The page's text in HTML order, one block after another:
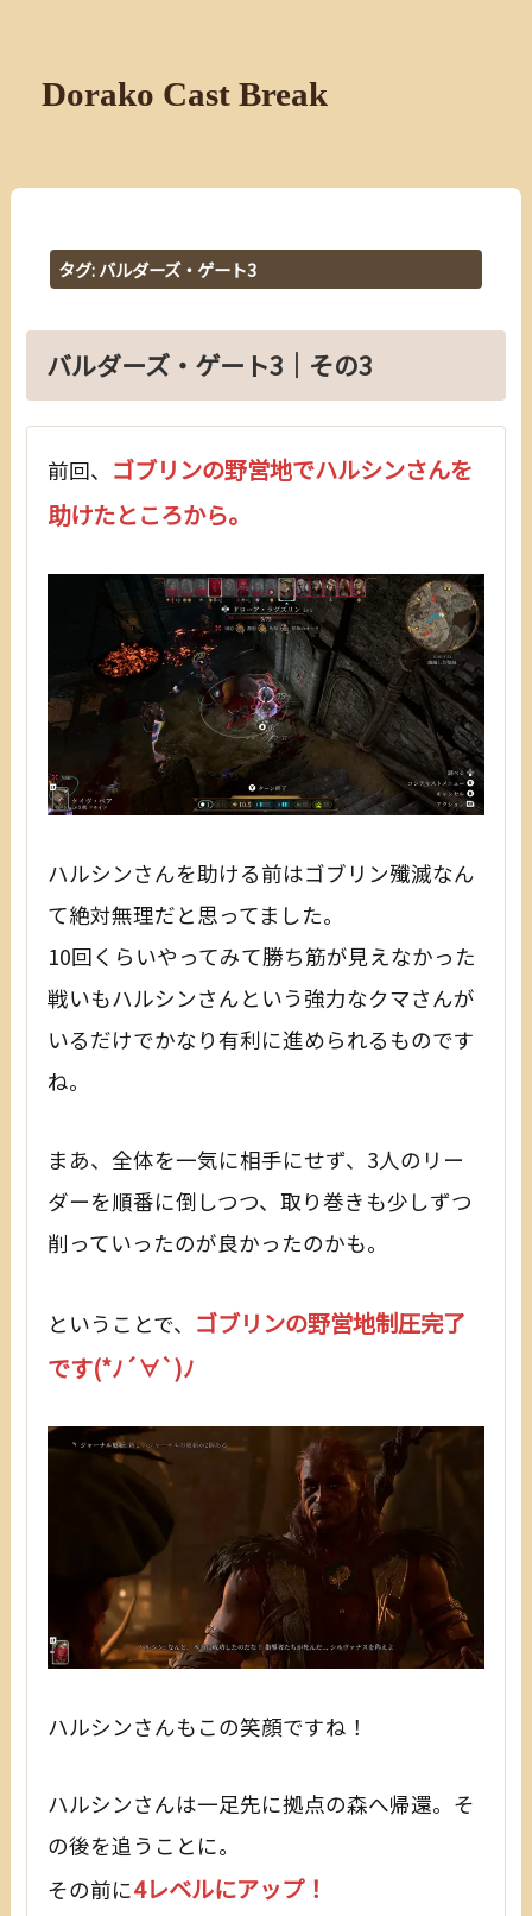
Dorako Cast Break
タグ:バルダーズ・ゲート3
バルダーズ・ゲート3｜その3
前回、 ゴブリンの野営地でハルシンさんを
助けたところから。
ハルシンさんを助ける前はゴブリン殲滅なん
て絶対無理だと思ってました。
10回くらいやってみて勝ち筋が見えなかった
戦いもハルシンさんという強力なクマさんが
いるだけでかなり有利に進められるものです
ね。
まあ、全体を一気に相手にせず、3人のリー
ダーを順番に倒しつつ、取り巻きも少しずつ
削っていったのが良かったのかも。
ということで、 ゴブリンの野営地制圧完了
です(*ﾉ´∀`)ﾉ
ハルシンさんもこの笑顔ですね！
ハルシンさんは一足先に拠点の森へ帰還。そ
の後を追うことに。
その前に4レベルにアップ！